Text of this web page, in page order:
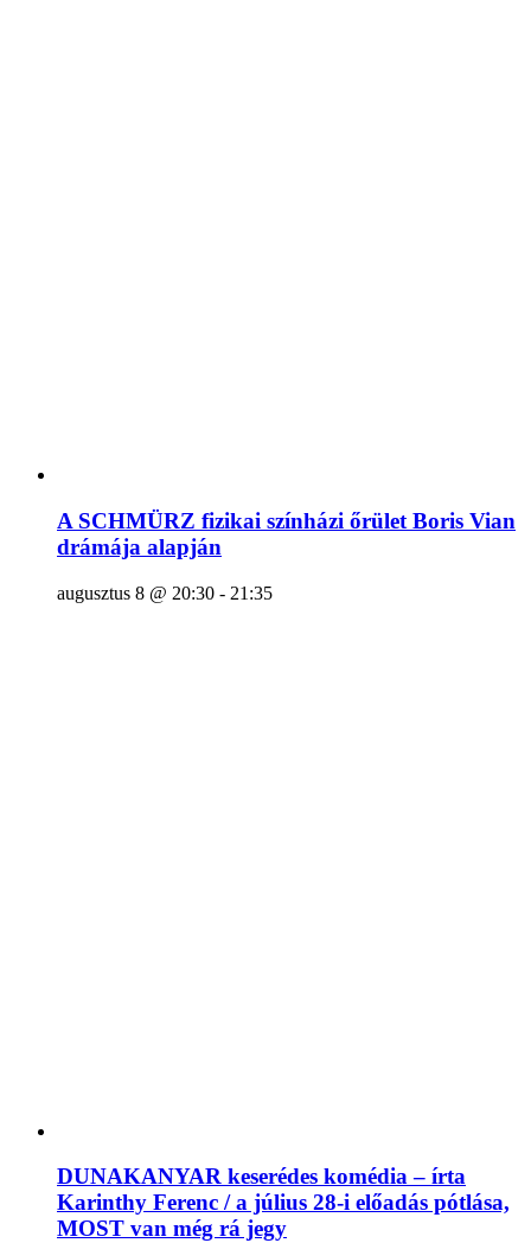
A SCHMÜRZ fizikai színházi őrület Boris Vian
drámája alapján
augusztus 8 @ 20:30 - 21:35
DUNAKANYAR keserédes komédia – írta
Karinthy Ferenc / a július 28-i előadás pótlása,
MOST van még rá jegy